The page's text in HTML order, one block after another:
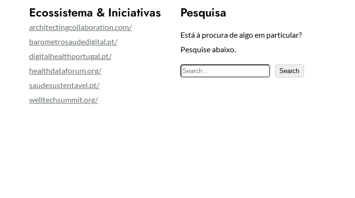
Ecossistema & Iniciativas
architectingcollaboration.com/
barometrosaudedigital.pt/
digitalhealthportugal.pt/
healthdataforum.org/
saudesustentavel.pt/
welltechsummit.org/
Pesquisa
Está à procura de algo em particular?
Pesquise abaixo.
P
Search